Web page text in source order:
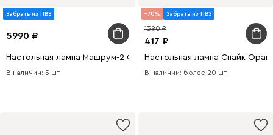
Забрать из ПВЗ
5990
Настольная лампа Машрум-2 Серебристый
В наличии: 5 шт.
70 Забрать из ПВЗ
417
1390
Настольная лампа Спайк
В наличии: более 20 шт.